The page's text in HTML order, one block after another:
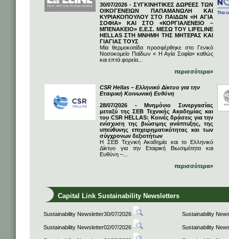
30/07/2026 - ΣΥΓΚΙΝΗΤΙΚΕΣ ΔΩΡΕΕΣ ΤΩΝ
ΟΙΚΟΓΕΝΕΙΩΝ ΠΑΠΑΜΑΝΩΛΗ ΚΑΙ
ΚΥΡΙΑΚΟΠΟΥΛΟΥ ΣΤΟ ΠΑΙΔΩΝ «Η ΑΓΙΑ
ΣΟΦΙΑ» ΚΑΙ ΣΤΟ «ΚΟΡΓΙΑΛΕΝΕΙΟ –
ΜΠΕΝΑΚΕΙΟ» Ε.Ε.Σ. ΜΕΣΩ ΤΟΥ LIFELINE
HELLAS ΣΤΗ ΜΝΗΜΗ ΤΗΣ ΜΗΤΕΡΑΣ ΚΑΙ
ΓΙΑΓΙΑΣ ΤΟΥΣ
Μία θερμοκοιτίδα προσφέρθηκε στο Γενικό
Νοσοκομείο Παίδων « Η Αγία Σοφία» καθώς
και επτά φορεία...
περισσότερα»
CSR Hellas – Ελληνικό Δίκτυο για την
Εταιρική Κοινωνική Ευθύνη
28/07/2026 - Μνημόνιο Συνεργασίας
μεταξύ της ΣΕΒ Τεχνικής Ακαδημίας και
του CSR HELLAS: Κοινές δράσεις για την
ενίσχυση της βιώσιμης ανάπτυξης, της
υπεύθυνης επιχειρηματικότητας και των
σύγχρονων δεξιοτήτων
Η ΣΕΒ Τεχνική Ακαδημία και το Ελληνικό
Δίκτυο για την Εταιρική Βιωσιμότητα και
Ευθύνη –...
περισσότερα»
Capital Link Sustainability Newsletters
Sustainability Newsletter30/07/2026 Sustainability
Sustainability Newsletter02/07/2026 Sustainability